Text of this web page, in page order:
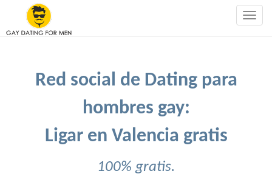
Red social de Dating para
hombres gay:
Ligar en Valencia gratis
100% gratis.